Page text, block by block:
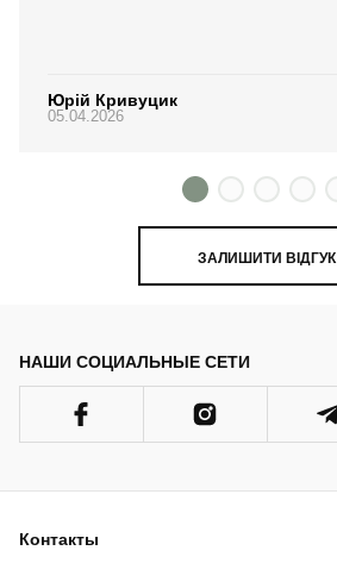
Юрій Кривуцик
05.04.2026
ЗАЛИШИТИ ВІДГУК
НАШИ СОЦИАЛЬНЫЕ СЕТИ
Контакты